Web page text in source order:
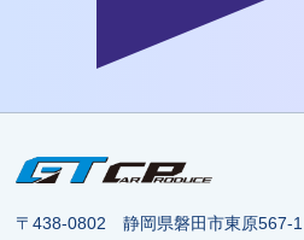
〒438-0802 静岡県磐田市東原567-1